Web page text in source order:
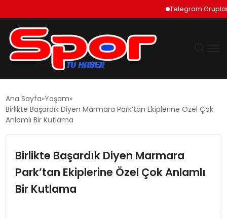
Telegram Grupları
DÜNYA
SIYASET
Ana Sayfa Yaşam
Birlikte Başardık Diyen Marmara Park’tan Ekiplerine Özel Çok
Anlamlı Bir Kutlama
Birlikte Başardık Diyen Marmara
Park’tan Ekiplerine Özel Çok Anlamlı
Bir Kutlama